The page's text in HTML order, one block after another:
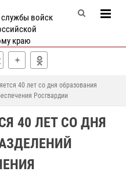
войск
краю
40 лет со дня образования
Росгвардии
40 ЛЕТ СО ДНЯ